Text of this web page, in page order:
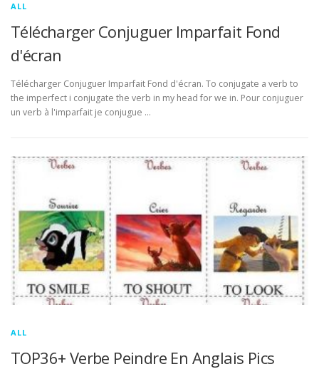
ALL
Télécharger Conjuguer Imparfait Fond
d'écran
Télécharger Conjuguer Imparfait Fond d'écran. To conjugate a verb to
the imperfect i conjugate the verb in my head for we in. Pour conjuguer
un verb à l'imparfait je conjugue …
ALL
TOP36+ Verbe Peindre En Anglais Pics